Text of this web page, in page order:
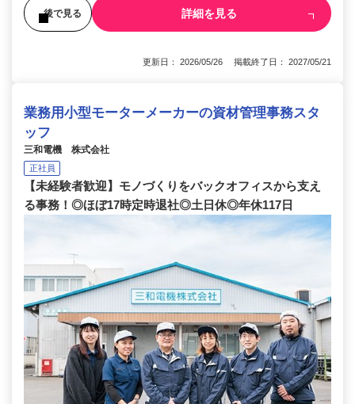
後で見る 詳細を見る
更新日： 2026/05/26 掲載終了日： 2027/05/21
業務用小型モーターメーカーの資材管理事務スタ
ッフ
三和電機 株式会社
正社員
【未経験者歓迎】モノづくりをバックオフィスから支え
る事務！◎ほぼ17時定時退社◎土日休◎年休117日